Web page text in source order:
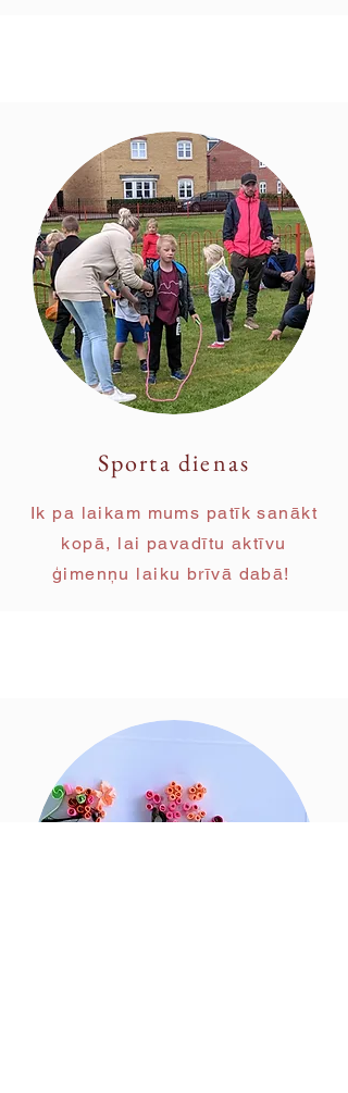
Sporta dienas
Ik pa laikam mums patīk sanākt
kopā, lai pavadītu aktīvu
ģimenņu laiku brīvā dabā!